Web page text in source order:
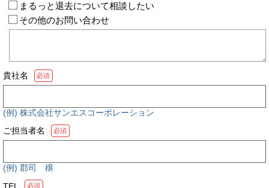
まるっと退去について相談したい
その他のお問い合わせ
貴社名 必須
(例) 株式会社サンエスコーポレーション
ご担当者名
必須
(例) 郡司 穣
TEL
必須